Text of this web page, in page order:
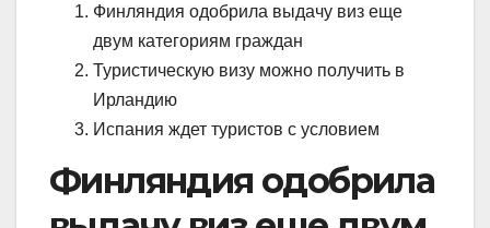
Финляндия одобрила выдачу виз еще
двум категориям граждан
Туристическую визу можно получить в
Ирландию
Испания ждет туристов с условием
Финляндия одобрила